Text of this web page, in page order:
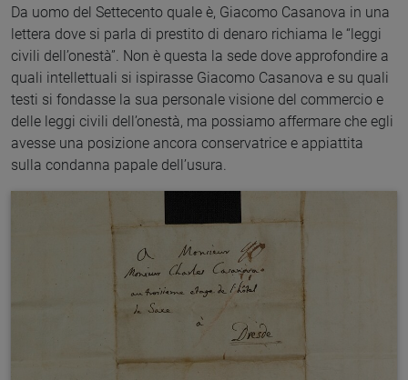
Da uomo del Settecento quale è, Giacomo Casanova in una
lettera dove si parla di prestito di denaro richiama le “leggi
civili dell’onestà”. Non è questa la sede dove approfondire a
quali intellettuali si ispirasse Giacomo Casanova e su quali
testi si fondasse la sua personale visione del commercio e
delle leggi civili dell’onestà, ma possiamo affermare che egli
avesse una posizione ancora conservatrice e appiattita
sulla condanna papale dell’usura.